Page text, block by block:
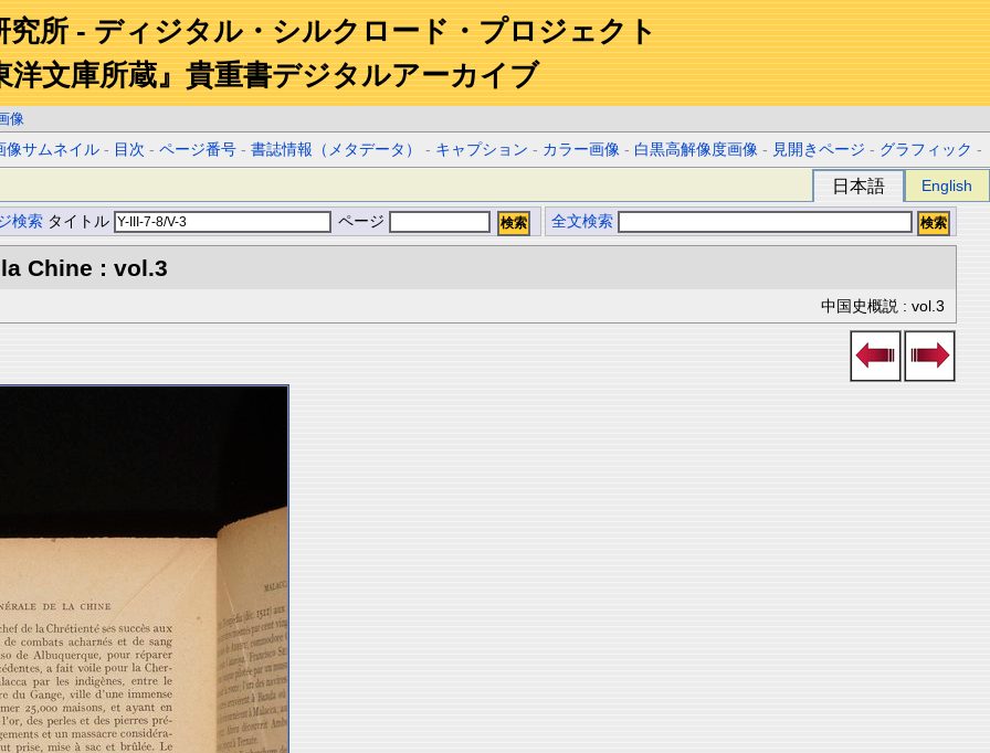
究所 - ディジタル・シルクロード・プロジェクト
洋文庫所蔵』貴重書デジタルアーカイブ
像
像サムネイル - 目次 -ページ番号 -書誌情報（メタデータ） - キャプション - カラー画像 - 白黒高解像度画像 - 見開きページ - グラフィック -
日本語 English
検索 タイトル ページ 全文検索
Chine : vol.3
中国史概説 : vol.3